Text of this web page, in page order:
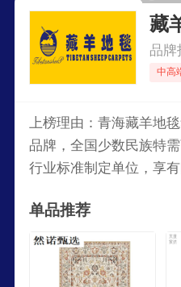
藏
品牌
中高
上榜理由：青海藏羊地
品牌，全国少数民族特
行业标准制定单位，享
产经营企业。
单品推荐